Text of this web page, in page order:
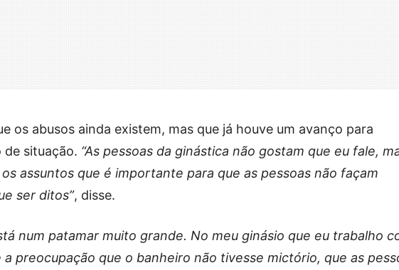
os abusos ainda existem, mas que já houve um avanço para
situação. “As pessoas da ginástica não gostam que eu fale,
assuntos que é importante para que as pessoas não façam
ser ditos”, disse.
num patamar muito grande. No meu ginásio que eu trabalho
a preocupação que o banheiro não tivesse mictório, que as